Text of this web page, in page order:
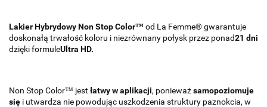
Lakier Hybrydowy Non Stop Color™od La Femme® gwarantuje
doskonałą trwałość koloru i niezrównany połysk przez ponad21 dni
dzięki formuleUltra HD.
Non Stop Color™ jest łatwy w aplikacji, ponieważsamopoziomuje
się i utwardza nie powodując uszkodzenia struktury paznokcia, w